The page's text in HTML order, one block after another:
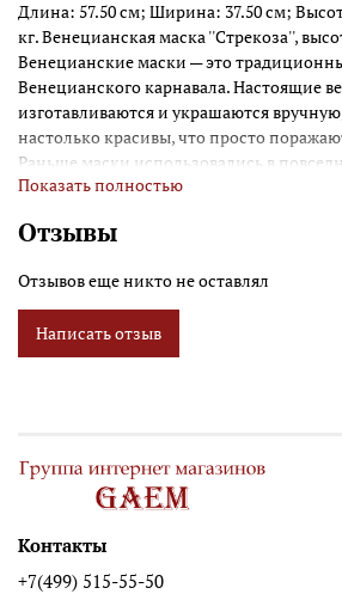
Длина: 57.50 см; Ширина: 37.50 см;
кг. Венецианская маска ''Стрекоза'',
Венецианские маски — это
Венецианского карнавала. Настоящие
изготавливаются и украшаются
настолько красивы, что просто
Раньше маски использовались в
теперь они стали символом праздника и
Показать полностью
Отзывы
Отзывов еще никто не оставлял
Написать отзыв
Контакты
+7(499) 515-55-50